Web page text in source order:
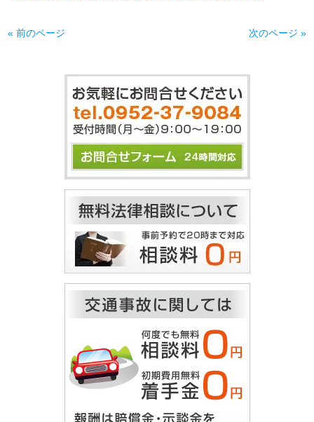
« 前のページ 次のページ »